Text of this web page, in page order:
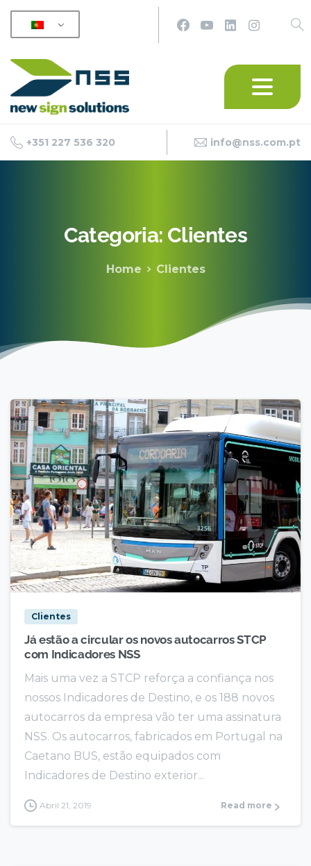
+351 227 536 320 info@nss.com.pt
Categoria: Clientes
Home Clientes
Clientes
Já estão a circular os novos autocarros STCP
com Indicadores NSS
Mais uma vez a STCP reforça a confiança nos
nossos Indicadores de Destino, e os 188 novos
autocarros da empresa vão ter uma assinatura
NSS. Os autocarros, fabricados em Portugal na
Caetano BUS, estão equipados com
Indicadores de Destino exterior...
Abril 21, 2019 Read more